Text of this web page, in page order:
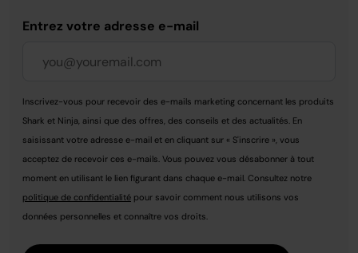
Entrez votre adresse e-mail
Inscrivez-vous pour recevoir des e-mails marketing concernant les produits
Shark et Ninja, ainsi que des offres, des conseils et des actualités. En
saisissant votre adresse e-mail et en cliquant sur « S'inscrire », vous
acceptez de recevoir ces e-mails. Vous pouvez vous désabonner à tout
moment en utilisant le lien figurant dans chaque e-mail. Consultez notre
politique de confidentialité pour savoir comment nous utilisons vos
données personnelles et connaître vos droits.